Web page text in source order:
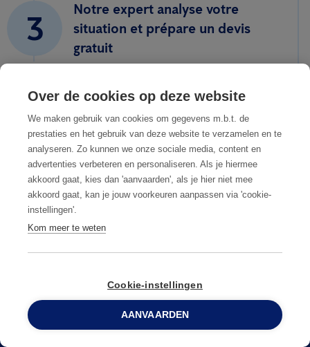
3
Notre expert analyse votre
situation et prépare un devis
gratuit
4
Vous acceptez notre
proposition
5
Vous êtes débarrassé des
nuisibles
0800 96 900
Over de cookies op deze website
We maken gebruik van cookies om gegevens m.b.t. de
prestaties en het gebruik van deze website te verzamelen en te
analyseren. Zo kunnen we onze sociale media, content en
advertenties verbeteren en personaliseren. Als je hiermee
akkoord gaat, kies dan 'aanvaarden', als je hier niet mee
akkoord gaat, kan je jouw voorkeuren aanpassen via 'cookie-
instellingen'.
Kom meer te weten
Cookie-instellingen
AANVAARDEN